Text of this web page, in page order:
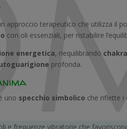
approccio terapeutico che utilizza il
con oli essenziali, per ristabilire
energetica, riequilibrando
profonda.
uno specchio simbolico che riflette i
e frequenze vibratorie che